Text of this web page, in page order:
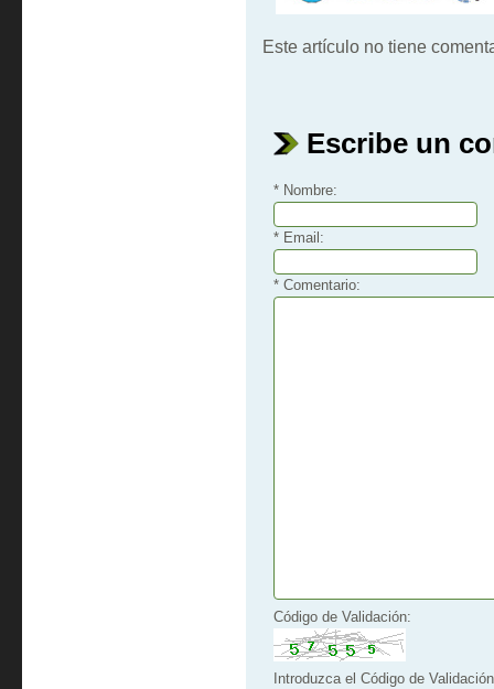
Este artículo no tiene
Escribe un
* Nombre:
* Email:
* Comentario:
Código de Validación:
Introduzca el Código de